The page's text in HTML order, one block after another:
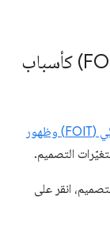
تحديد ومضات النص (FOIT وFOUT) كأسباب
ظهور نص غير مرئي (FOIT) وظهور
التصميم.
انقر على